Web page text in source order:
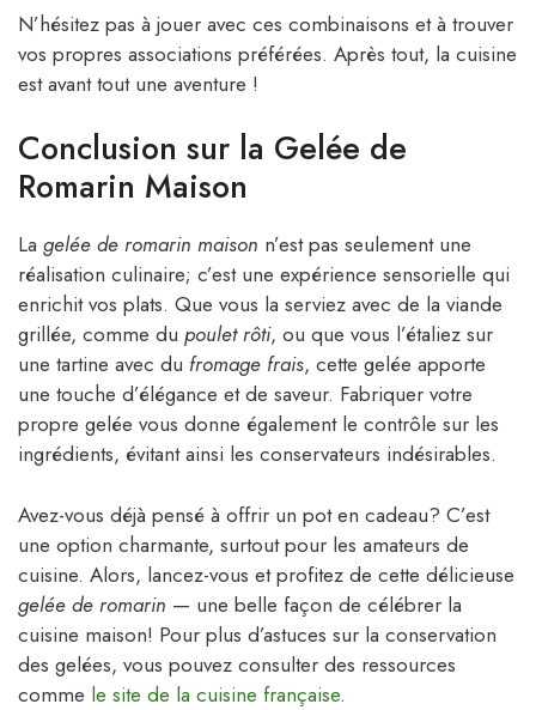
N’hésitez pas à jouer avec ces combinaisons et à trouver
vos propres associations préférées. Après tout, la cuisine
est avant tout une aventure !
Conclusion sur la Gelée de
Romarin Maison
La gelée de romarin maison n’est pas seulement une
réalisation culinaire; c’est une expérience sensorielle qui
enrichit vos plats. Que vous la serviez avec de la viande
grillée, comme du poulet rôti, ou que vous l’étaliez sur
une tartine avec du fromage frais, cette gelée apporte
une touche d’élégance et de saveur. Fabriquer votre
propre gelée vous donne également le contrôle sur les
ingrédients, évitant ainsi les conservateurs indésirables.
Avez-vous déjà pensé à offrir un pot en cadeau? C’est
une option charmante, surtout pour les amateurs de
cuisine. Alors, lancez-vous et profitez de cette délicieuse
gelée de romarin — une belle façon de célébrer la
cuisine maison! Pour plus d’astuces sur la conservation
des gelées, vous pouvez consulter des ressources
comme le site de la cuisine française.